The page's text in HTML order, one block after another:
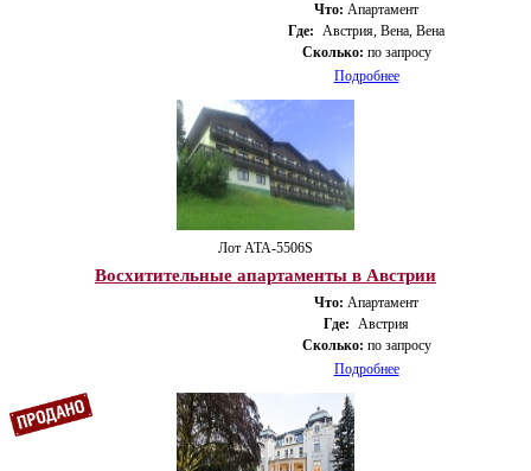
Что: Апартамент
Где: Австрия, Вена, Вена
Сколько: по запросу
Подробнее
Лот ATA-5506S
Восхитительные апартаменты в Австрии
Что: Апартамент
Где: Австрия
Сколько: по запросу
Подробнее